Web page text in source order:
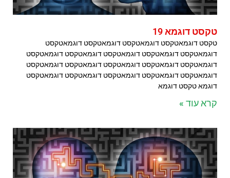
טקסט דוגמא 19
טקסט דוגמאטקסט דוגמאטקסט דוגמאטקסט דוגמאטקסט
דוגמאטקסט דוגמאטקסט דוגמאטקסט דוגמאטקסט דוגמאטקסט
דוגמאטקסט דוגמאטקסט דוגמאטקסט דוגמאטקסט דוגמאטקסט
דוגמאטקסט דוגמאטקסט דוגמאטקסט דוגמאטקסט דוגמאטקסט
דוגמא טקסט דוגמא
קרא עוד »